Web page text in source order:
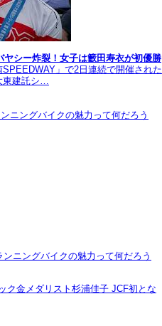
シー炸裂！女子は籔田寿衣が初優勝
」で2日連続で開催された
東建託シ…
ニングバイクの魅力って何だろう
ニングバイクの魅力って何だろう
ク金メダリスト杉浦佳子 JCF初とな